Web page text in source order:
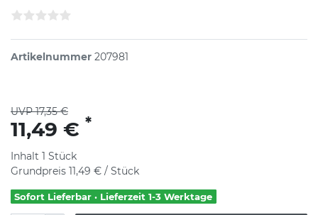
Artikelnummer 207981
UVP 17,35 €
11,49 € *
Inhalt 1 Stück
Grundpreis 11,49 € / Stück
Sofort Lieferbar · Lieferzeit 1-3 Werktage